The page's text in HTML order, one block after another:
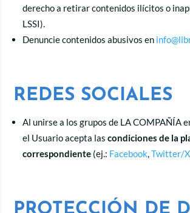
derecho a retirar contenidos ilícitos o
LSSI).
Denuncie contenidos abusivos en
REDES SOCIALES
Al unirse a los grupos de LA COMPAÑÍA
el Usuario acepta las condiciones de la
correspondiente (ej.: Facebook,Twitter/